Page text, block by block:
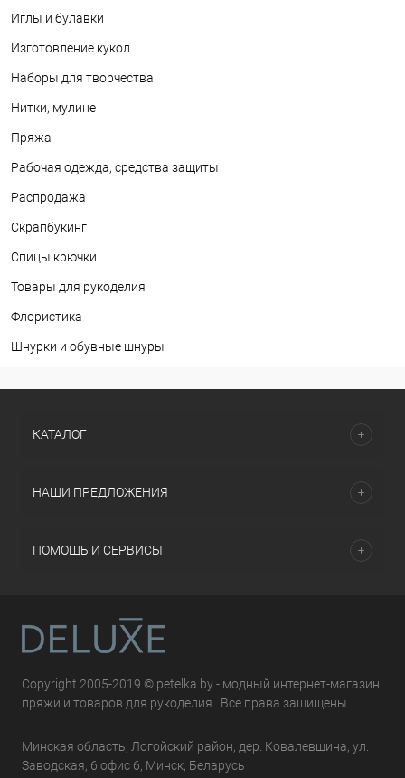
Иглы и булавки
Изготовление кукол
Наборы для творчества
Нитки, мулине
Пряжа
Рабочая одежда, средства защиты
Распродажа
Скрапбукинг
Спицы крючки
Товары для рукоделия
Флористика
Шнурки и обувные шнуры
КАТАЛОГ
НАШИ ПРЕДЛОЖЕНИЯ
ПОМОЩЬ И СЕРВИСЫ
Copyright 2005-2019 © petelka.by - модный интернет-магазин
пряжи и товаров для рукоделия.. Все права защищены.
Минская область, Логойский район, дер. Ковалевщина, ул.
Заводская, 6 офис 6, Минск, Беларусь